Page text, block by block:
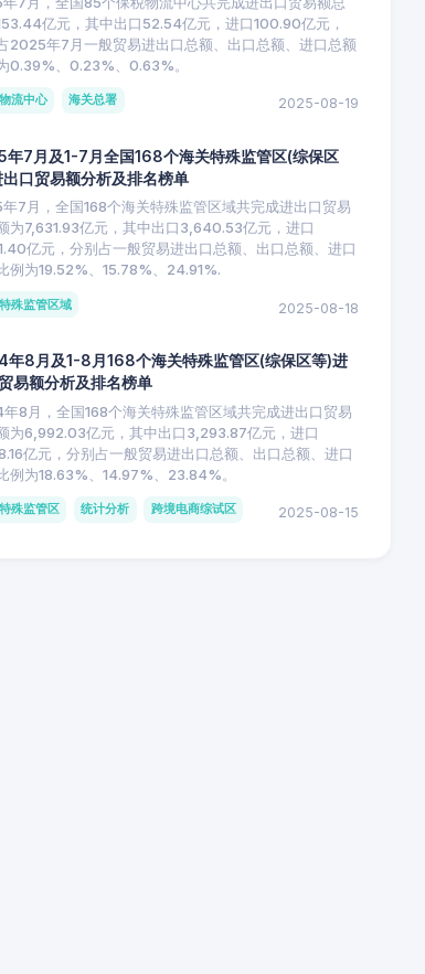
亿元，其中出口52.54亿元，进口100.90亿元，
2025年7月一般贸易进出口总额、出口总额、进口总额
0.39%、0.23%、0.63%。
流中心 海关总署 2025-08-19
7月及1-7月全国168个海关特殊监管区(综保区
口贸易额分析及排名榜单
7月，全国168个海关特殊监管区域共完成进出口贸易
为7,631.93亿元，其中出口3,640.53亿元，进口
亿元，分别占一般贸易进出口总额、出口总额、进口
例为19.52%、15.78%、24.91%.
殊监管区域 2025-08-18
年8月及1-8月168个海关特殊监管区(综保区等)进
易额分析及排名榜单
8月，全国168个海关特殊监管区域共完成进出口贸易
为6,992.03亿元，其中出口3,293.87亿元，进口
亿元，分别占一般贸易进出口总额、出口总额、进口
例为18.63%、14.97%、23.84%。
殊监管区 统计分析 跨境电商综试区 2025-08-15